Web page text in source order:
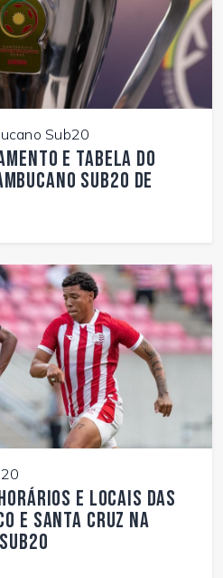
Sub20
e tabela do
Sub20 de
e locais das
e Santa Cruz na